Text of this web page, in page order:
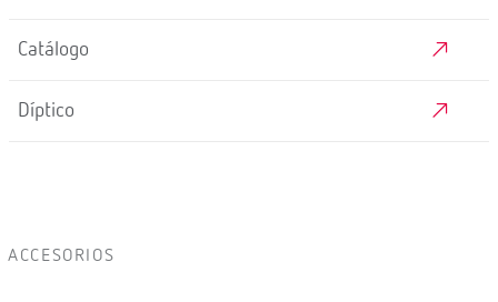
Catálogo
Díptico
ACCESORIOS